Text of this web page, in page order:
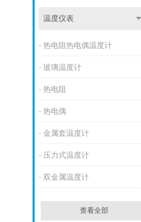
温度仪表
热电阻热电偶温度计
玻璃温度计
热电阻
热电偶
金属套温度计
压力式温度计
双金属温度计
查看全部